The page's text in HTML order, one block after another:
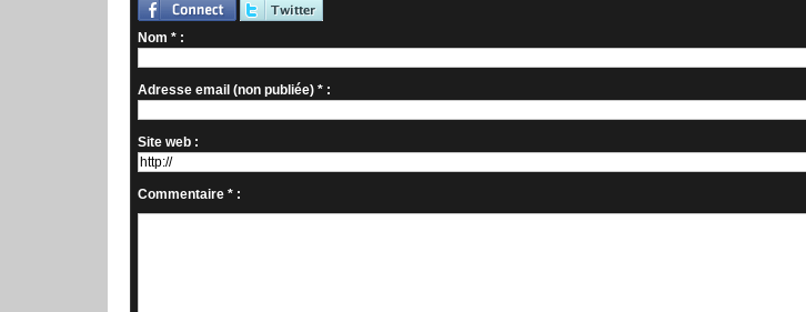
Nom * :
Adresse email (non publiée) * :
Site web :
Commentaire * :